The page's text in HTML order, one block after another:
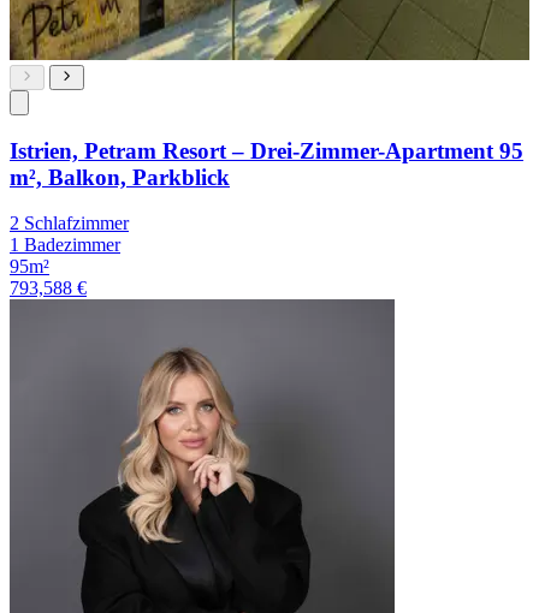
Istrien, Petram Resort – Drei-Zimmer-Apartment 95
m², Balkon, Parkblick
2 Schlafzimmer
1 Badezimmer
95m²
793,588 €